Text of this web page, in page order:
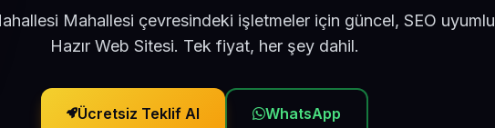
Mahallesi çevresindeki işletmeler için güncel, SEO uyumlu
Hazır Web Sitesi. Tek fiyat, her şey dahil.
Ücretsiz Teklif Al WhatsApp